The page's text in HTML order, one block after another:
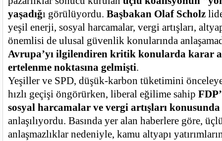
yaşadığı görülüyordu. Başbakan Olaf Scholz
yeşil enerji, sosyal harcamalar, vergi artışları,
önemlisi de ulusal güvenlik konularında
Avrupa’yı ilgilendiren kritik konularda karar
ertelenme noktasına gelmişti.
Yeşiller ve SPD, düşük-karbon tüketimini
hızlı geçişi öngörürken, liberal eğilime sahip
sosyal harcamalar ve vergi artışları
anlaşılıyordu. Basında yer alan haberlere göre,
anlaşmazlıklar nedeniyle, kamu altyapı